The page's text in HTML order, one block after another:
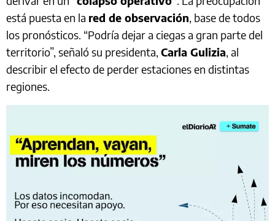
está puesta en la red de observación, base de todos
los pronósticos. “Podría dejar a ciegas a gran parte del
territorio”, señaló su presidenta, Carla Gulizia, al
describir el efecto de perder estaciones en distintas
regiones.